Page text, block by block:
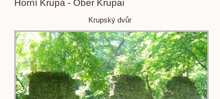
Horní Krupá - Ober Krupai
Krupský dvůr